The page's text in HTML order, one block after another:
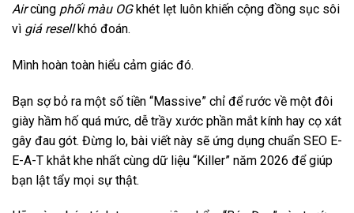
Aircùng phối màu OGkhét lẹt luôn khiến cộng đồng sục sôi
vì giá resellkhó đoán.
Mình hoàn toàn hiểu cảm giác đó.
Bạn sợ bỏ ra một số tiền “Massive” chỉ để rước về một đôi
giày hầm hố quá mức, dễ trầy xước phần mắt kính hay cọ xát
gây đau gót. Đừng lo, bài viết này sẽ ứng dụng chuẩn SEO E-
E-A-T khắt khe nhất cùng dữ liệu “Killer” năm 2026 để giúp
bạn lật tẩy mọi sự thật.